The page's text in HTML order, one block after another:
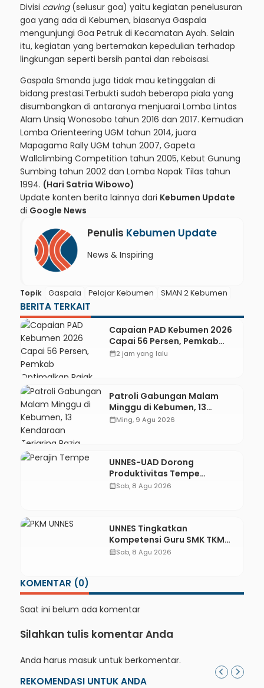
Divisi caving(selusur goa) yaitu kegiatan penelusuran
goa yang ada di Kebumen, biasanya Gaspala
mengunjungi Goa Petruk di Kecamatan Ayah. Selain
itu, kegiatan yang bertemakan kepedulian terhadap
lingkungan seperti bersih pantai dan reboisasi.
Gaspala Smanda juga tidak mau ketinggalan di
bidang prestasi.Terbukti sudah beberapa piala yang
disumbangkan di antaranya menjuarai Lomba Lintas
Alam Unsiq Wonosobo tahun 2016 dan 2017. Kemudian
Lomba Orienteering UGM tahun 2014, juara
Mapagama Rally UGM tahun 2007, Gapeta
Wallclimbing Competition tahun 2005, Kebut Gunung
Sumbing tahun 2002 dan Lomba Napak Tilas tahun
1994. (Hari Satria Wibowo)
Update konten berita lainnya dari Kebumen Update
di Google News
Penulis Kebumen Update
News & Inspiring
Topik Gaspala Pelajar Kebumen SMAN 2 Kebumen
BERITA TERKAIT
Capaian PAD Kebumen 2026
Capai 56 Persen, Pemkab
Optimalkan Pajak dan
calendar_month2 jam yang lalu
Patroli Gabungan Malam
Minggu di Kebumen, 13
Kendaraan Terjaring Razia
calendar_monthMing, 9 Agu 2026
UNNES-UAD Dorong
Produktivitas Tempe
Bungkus Daun Desa Meles,
calendar_monthSab, 8 Agu 2026
UNNES Tingkatkan
Kompetensi Guru SMK TKM
Pertambangan Kebumen
calendar_monthSab, 8 Agu 2026
KOMENTAR (0)
Saat ini belum ada komentar
Silahkan tulis komentar Anda
Anda harus masuk untuk berkomentar.
REKOMENDASI UNTUK ANDA